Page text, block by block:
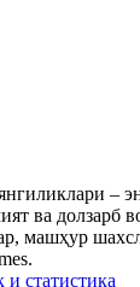
–
ва долзарб
машҳур